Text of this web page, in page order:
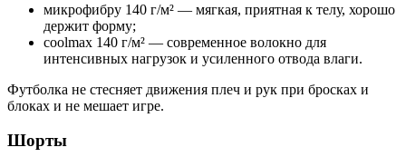
микрофибру 140 г/м² — мягкая, приятная к телу, хорошо
держит форму;
coolmax 140 г/м² — современное волокно для
интенсивных нагрузок и усиленного отвода влаги.
Футболка не стесняет движения плеч и рук при бросках и
блоках и не мешает игре.
Шорты